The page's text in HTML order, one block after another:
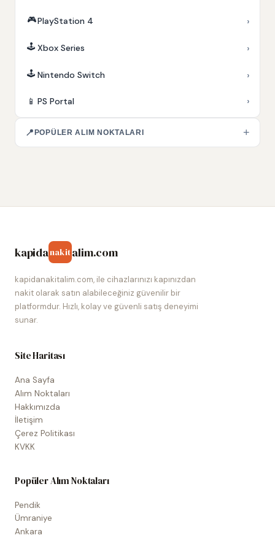
🎮PlayStation 4 ›
🕹️ Xbox Series ›
🕹️ Nintendo Switch ›
📱 PS Portal ›
📍 POPÜLER ALIM NOKTALARI +
kapidanakitalim.com
kapidanakitalim.com, ile cihazlarınızı kapınızdan
nakit olarak satın alabileceğiniz güvenilir bir
platformdur. Hızlı, kolay ve güvenli satış deneyimi
sunar.
Site Haritası
Ana Sayfa
Alım Noktaları
Hakkımızda
İletişim
Çerez Politikası
KVKK
Popüler Alım Noktaları
Pendik
Ümraniye
Ankara